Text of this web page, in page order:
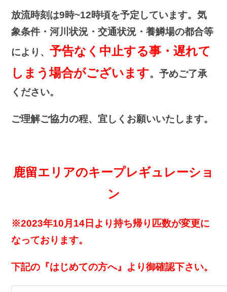
放流時刻は9時~12時頃を予定しています。気
象条件・河川状況・交通状況・養鱒場の都合等
により、予告なく中止する事・遅れて
しまう場合がございます。予めご了承
ください。
ご理解ご協力の程、宜しくお願いいたします。
鹿留エリアのキープレギュレーショ
ン
※2023年10月14日より持ち帰り匹数が変更に
なっております。
下記の『はじめての方へ』より御確認下さい。